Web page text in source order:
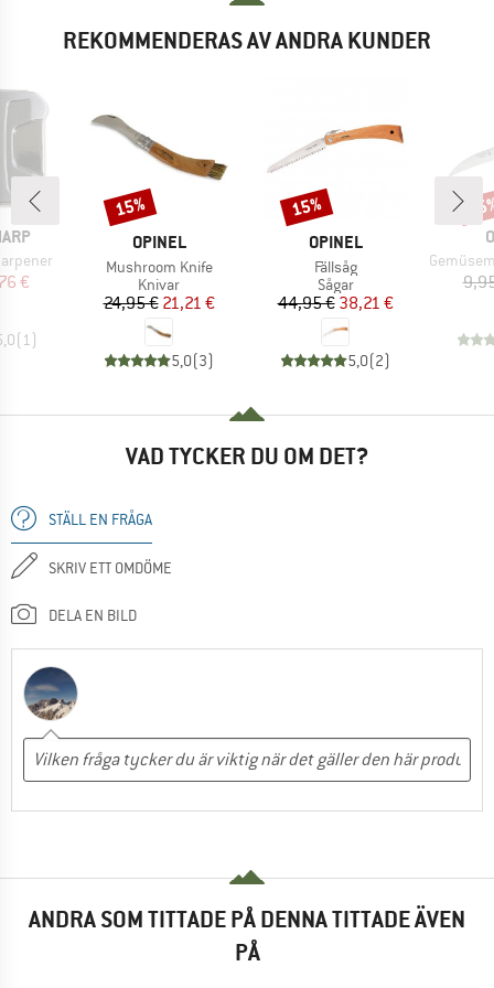
REKOMMENDERAS AV ANDRA KUNDER
pris
€
(1)
VARUMÄRKE
OPINEL
Produkter
Mushroom Knife
Produktgrupp
Knivar
Pris
24,95 €Reducerat pris
21,21 €
5,0(3)
Rabatt
15%
VARUMÄRKE
OPINEL
Produkter
Fällsåg
Produktgrupp
Sågar
Pris
44,95 €Reducerat pris
38,21 €
5,0(2)
Rabatt
15%
Produkter
VAD TYCKER DU OM DET?
STÄLL EN FRÅGA
SKRIV ETT OMDÖME
DELA EN BILD
ANDRA SOM TITTADE PÅ DENNA TITTADE ÄVEN
PÅ